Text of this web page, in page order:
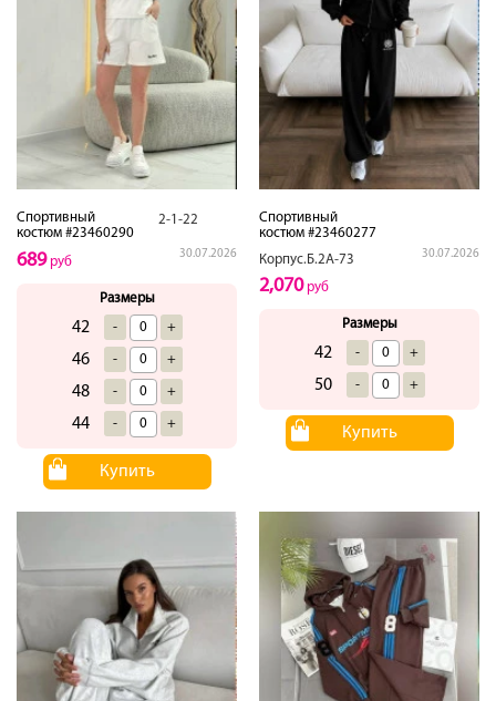
Спортивный
костюм #23460290
2-1-22
30.07.2026
689руб
Размеры
42 - +
46 - +
48 - +
44 - +
Купить
Спортивный
костюм #23460277
Корпус.Б.2А-73
30.07.2026
2,070руб
Размеры
42 - +
50 - +
Купить